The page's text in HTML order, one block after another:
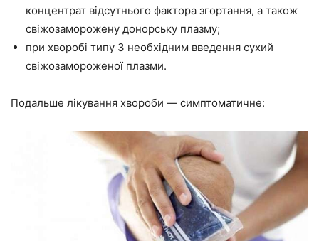
концентрат відсутнього фактора згортання, а також
свіжозаморожену донорську плазму;
при хворобі типу З необхідним введення сухий
свіжозамороженої плазми.
Подальше лікування хвороби — симптоматичне: